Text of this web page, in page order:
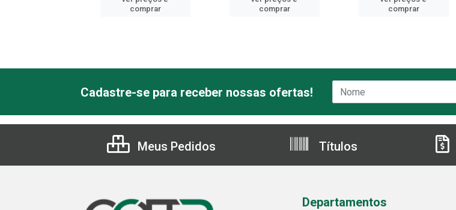
comprar
comprar
comprar
Cadastre-se para receber nossas ofertas!
Meus Pedidos Títulos
Departamentos